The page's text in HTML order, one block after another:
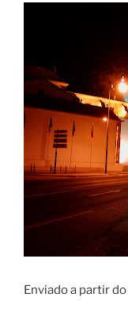
Enviado a partir